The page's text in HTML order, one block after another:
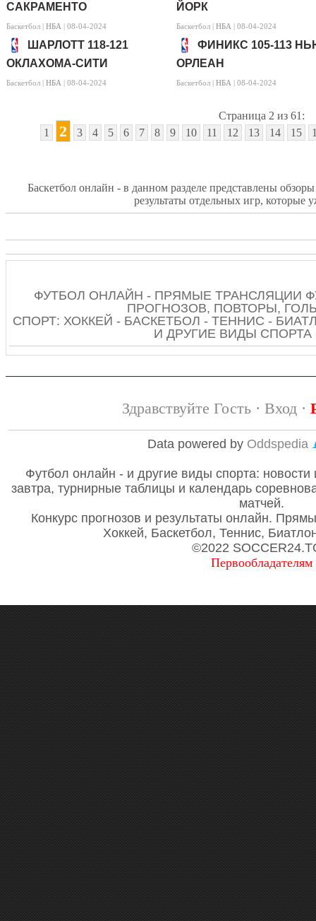
САКРАМЕНТО
Баскетбол | НБА | 08-04-2024
ЙОРК
Баскетбол | НБА | 08-04-2024
ШАРЛОТТ 118-121
ОКЛАХОМА-СИТИ
Баскетбол | НБА | 08-04-2024
ФИНИКС 105-113
ОРЛЕАН
Баскетбол | НБА | 08-04-2024
Страница 2 из 61:
1
2 3 4 5 6 7 8 9 10 11 12 13 14 15
Баскетбол онлайн - в данном разделе представлены
результаты отдельных игр, которые
ФУТБОЛ ОНЛАЙН - ПРЯМЫЕ ТРАНСЛЯЦИИ
ПРОГНОЗОВ, ПОВТОРЫ,
СПОРТ: ХОККЕЙ - БАСКЕТБОЛ - ТЕННИС -
И ДРУГИЕ ВИДЫ
Здравствуйте Гость · Вход ·
Data powered by Oddspedia
Футбол онлайн - и другие виды спорта: новости
завтра, турнирные таблицы и календарь
матчей.
Конкурс прогнозов и результаты онлайн.
Хоккей, Баскетбол, Теннис,
©2022
Первообладателям